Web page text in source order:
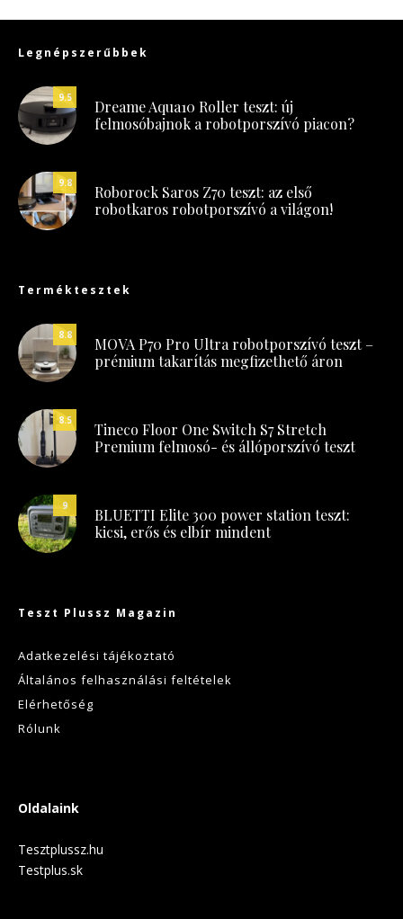
Legnépszerűbbek
9.5
Dreame Aqua10 Roller teszt: új
felmosóbajnok a robotporszívó piacon?
9.8
Roborock Saros Z70 teszt: az első
robotkaros robotporszívó a világon!
Terméktesztek
8.8
MOVA P70 Pro Ultra robotporszívó teszt –
prémium takarítás megfizethető áron
8.5
Tineco Floor One Switch S7 Stretch
Premium felmosó- és állóporszívó teszt
9
BLUETTI Elite 300 power station teszt:
kicsi, erős és elbír mindent
Teszt Plussz Magazin
Adatkezelési tájékoztató
Általános felhasználási feltételek
Elérhetőség
Rólunk
Oldalaink
Tesztplussz.hu
Testplus.sk